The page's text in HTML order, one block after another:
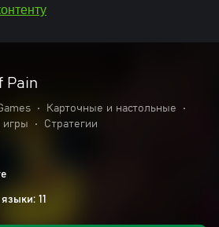
Pain
• Карточные и настольные
•
игры
• Стратегии
11